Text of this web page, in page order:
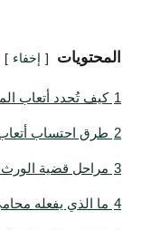
المحتويات إخفاء
1 كيف تُحدد أتعاب
2 طرق احتساب
3 مراحل قضية الورث
4 ما الذي يفعله